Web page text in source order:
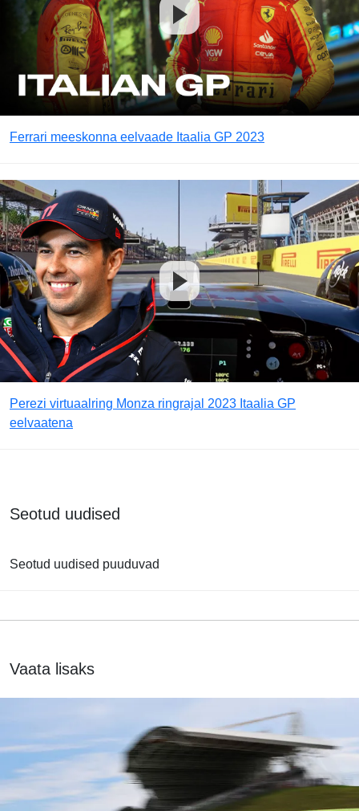
Ferrari meeskonna eelvaade Itaalia GP 2023
Perezi virtuaalring Monza ringrajal 2023 Itaalia GP
eelvaatena
Seotud uudised
Seotud uudised puuduvad
Vaata lisaks